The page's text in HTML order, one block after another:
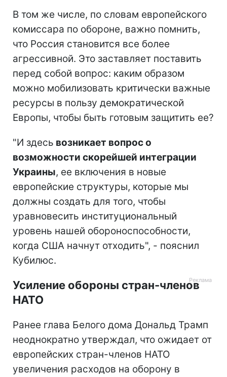
В том же числе, по словам европейского
комиссара по обороне, важно помнить,
что Россия становится все более
агрессивной. Это заставляет поставить
перед собой вопрос: каким образом
можно мобилизовать критически важные
ресурсы в пользу демократической
Европы, чтобы быть готовым защитить ее?
"И здесь возникает вопрос о
возможности скорейшей интеграции
Украины, ее включения в новые
европейские структуры, которые мы
должны создать для того, чтобы
уравновесить институциональный
уровень нашей обороноспособности,
когда США начнут отходить", - пояснил
Кубилюс.
Усиление обороны стран-членов
НАТО
Ранее глава Белого дома Дональд Трамп
неоднократно утверждал, что ожидает от
европейских стран-членов НАТО
увеличения расходов на оборону в